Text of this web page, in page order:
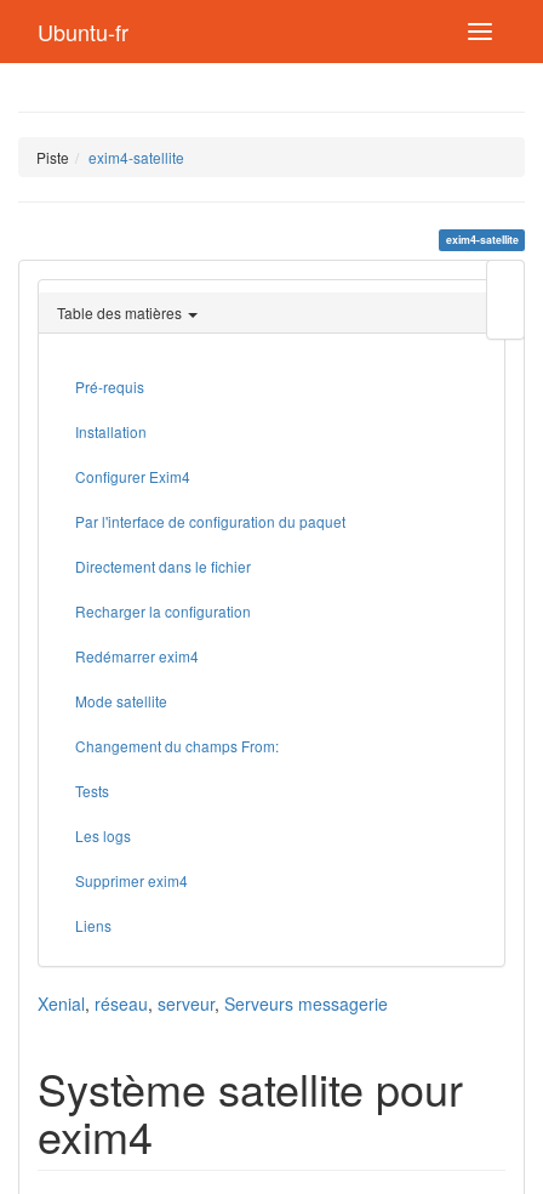
Ubuntu-fr
Piste exim4-satellite
exim4-satellite
page
Table des matières
Pré-requis
Installation
Configurer Exim4
Par l'interface de configuration du paquet
Directement dans le fichier
Recharger la configuration
Redémarrer exim4
Mode satellite
Changement du champs From:
Tests
Les logs
Supprimer exim4
Liens
Xenial, réseau, serveur, Serveurs messagerie
Système satellite pour
exim4